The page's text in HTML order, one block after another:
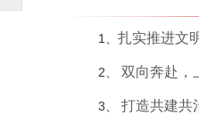
1、 扎实推进文
2、 双向奔赴，
3、 打造共建共